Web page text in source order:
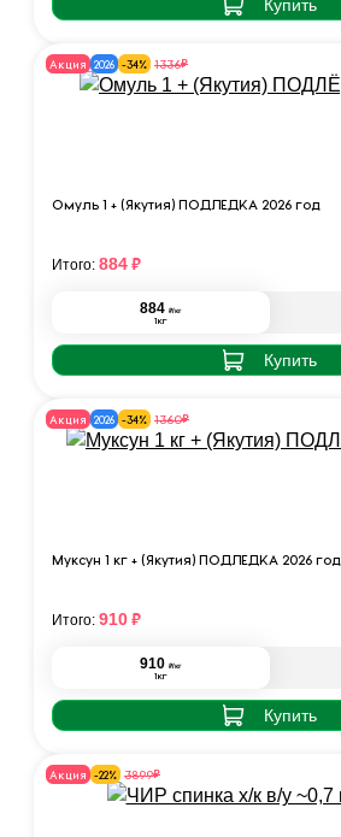
Купить
Акция 2026 -34% 1336₽
Омуль 1 + (Якутия) ПОДЛЁДКА 2026 год
884 ₽/кг
1кг
Купить
Итого: 884₽
Акция 2026 -34% 1360₽
Муксун 1 кг + (Якутия) ПОДЛЁДКА 2026 год
910 ₽/кг
1кг
Купить
Итого: 910₽
Акция -22% 3899₽